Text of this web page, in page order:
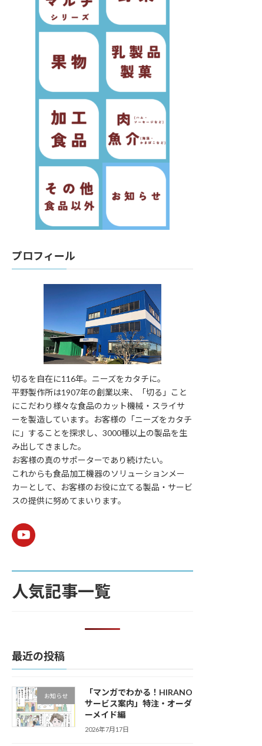
プロフィール
切るを自在に116年。ニーズをカタチに。
平野製作所は1907年の創業以来、「切る」こと
にこだわり様々な食品のカット機械・スライサ
ーを製造しています。お客様の「ニーズをカタチ
に」することを探求し、3000種以上の製品を生
み出してきました。
お客様の真のサポーターであり続けたい。
これからも食品加工機器のソリューションメー
カーとして、お客様のお役に立てる製品・サービ
スの提供に努めてまいります。
人気記事一覧
最近の投稿
お知らせ
「マンガでわかる！HIRANO
サービス案内」特注・オーダ
ーメイド編
2026年7月17日